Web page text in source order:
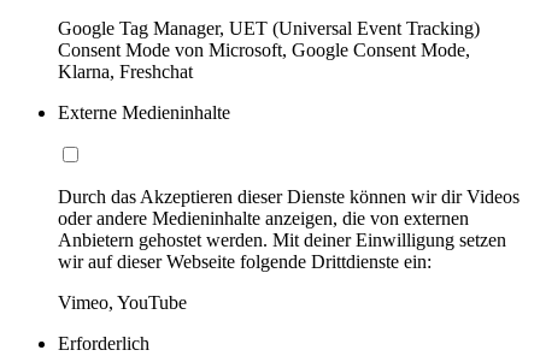
Google Tag Manager, UET (Universal Event Tracking)
Consent Mode von Microsoft, Google Consent Mode,
Klarna, Freshchat
Externe Medieninhalte
Durch das Akzeptieren dieser Dienste können wir dir Videos
oder andere Medieninhalte anzeigen, die von externen
Anbietern gehostet werden. Mit deiner Einwilligung setzen
wir auf dieser Webseite folgende Drittdienste ein:
Vimeo, YouTube
Erforderlich